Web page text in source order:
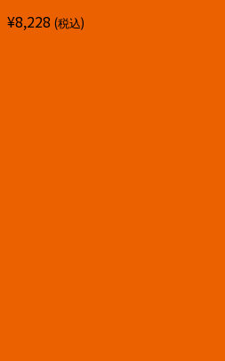
¥8,228 (税込)